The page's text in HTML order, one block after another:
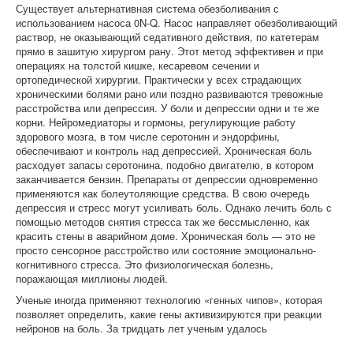
Существует альтернативная система обезболивания с
использованием насоса 0N-Q. Насос направляет обезболивающий
раствор, не оказывающий седативного действия, по катетерам
прямо в зашитую хирургом рану. Этот метод эффективен и при
операциях на толстой кишке, кесаревом сечении и
ортопедической хирургии. Практически у всех страдающих
хроническими болями рано или поздно развиваются тревожные
расстройства или депрессия. У боли и депрессии одни и те же
корни. Нейромедиаторы и гормоны, регулирующие работу
здорового мозга, в том числе серотонин и эндорфины,
обеспечивают и контроль над депрессией. Хроническая боль
расходует запасы серотонина, подобно двигателю, в котором
заканчивается бензин. Препараты от депрессии одновременно
применяются как болеутоляющие средства. В свою очередь
депрессия и стресс могут усиливать боль. Однако лечить боль с
помощью методов снятия стресса так же бессмысленно, как
красить стены в аварийном доме. Хроническая боль — это не
просто сенсорное расстройство или состояние эмоционально-
когнитивного стресса. Это физиологическая болезнь,
поражающая миллионы людей.
Ученые иногда применяют технологию «генных чипов», которая
позволяет определить, какие гены активизируются при реакции
нейронов на боль. За тридцать лет ученым удалось